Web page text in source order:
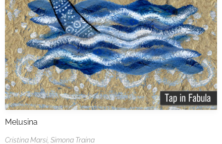
Melusina
Cristina Marsi, Simona Traina